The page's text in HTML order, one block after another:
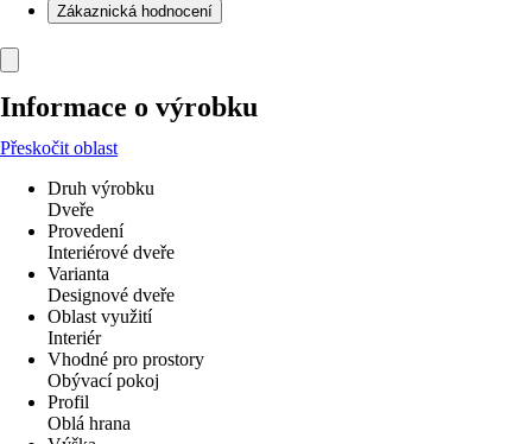
Zákaznická hodnocení
Informace o výrobku
Přeskočit oblast
Druh výrobku
Dveře
Provedení
Interiérové dveře
Varianta
Designové dveře
Oblast využití
Interiér
Vhodné pro prostory
Obývací pokoj
Profil
Oblá hrana